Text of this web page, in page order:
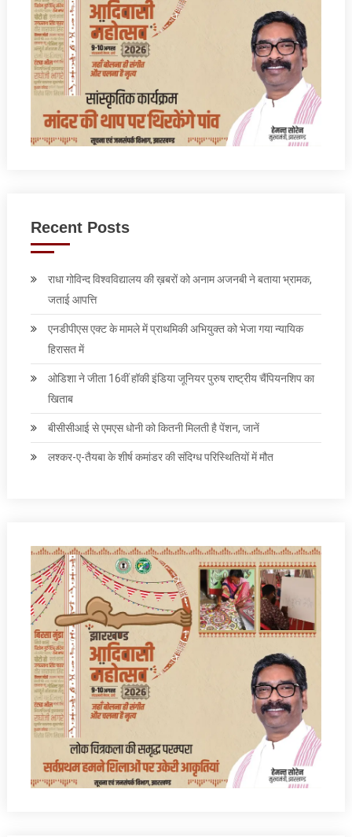
Recent Posts
राधा गोविन्द विश्वविद्यालय की ख़बरों को अनाम अजनबी ने बताया भ्रामक,
जताई आपत्ति
एनडीपीएस एक्ट के मामले में प्राथमिकी अभियुक्त को भेजा गया न्यायिक
हिरासत में
ओडिशा ने जीता 16वीं हॉकी इंडिया जूनियर पुरुष राष्ट्रीय चैंपियनशिप का
खिताब
बीसीसीआई से एमएस धोनी को कितनी मिलती है पेंशन, जानें
लश्कर-ए-तैयबा के शीर्ष कमांडर की संदिग्ध परिस्थितियों में मौत